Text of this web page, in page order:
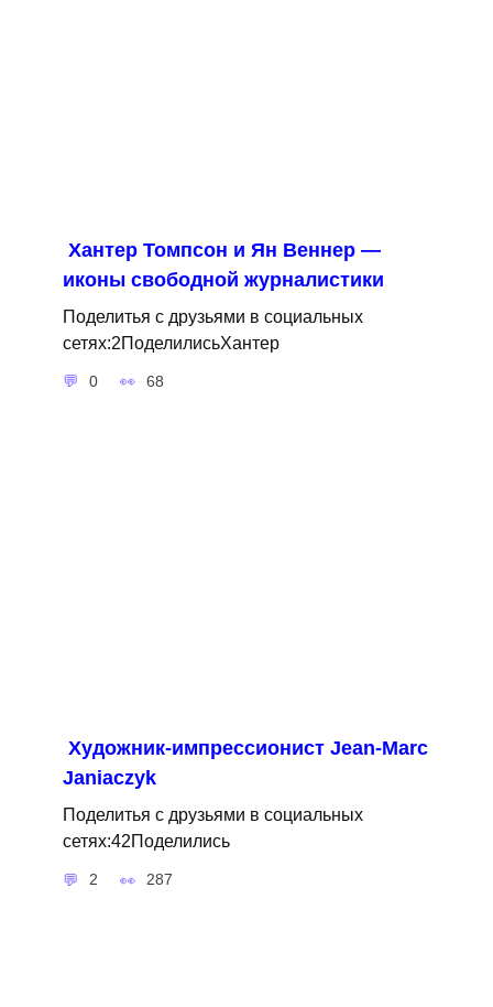
Хантер Томпсон и Ян Веннер —
иконы свободной журналистики
Поделитья с друзьями в социальных
сетях:2ПоделилисьХантер
0 68
Художник-импрессионист Jean-Marc
Janiaczyk
Поделитья с друзьями в социальных
сетях:42Поделились
2 287